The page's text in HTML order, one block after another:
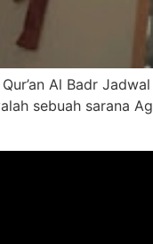
Al Badr
sebuah sarana